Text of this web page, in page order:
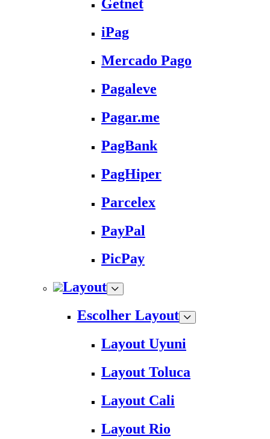
Getnet
iPag
Mercado Pago
Pagaleve
Pagar.me
PagBank
PagHiper
Parcelex
PayPal
PicPay
Layout
Escolher Layout
Layout Uyuni
Layout Toluca
Layout Cali
Layout Rio